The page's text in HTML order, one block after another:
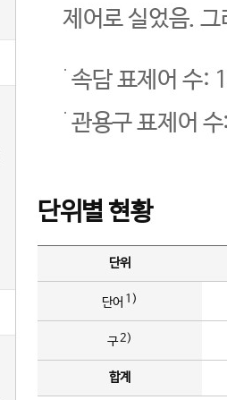
제어로 실었음.
속담 표제어 수:
관용구 표제어
단위별 현황
단위
단어 1)
구2)
합계